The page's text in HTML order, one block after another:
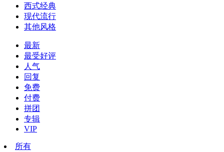
西式经典
现代流行
其他风格
最新
最受好评
人气
回复
免费
付费
拼团
专辑
VIP
所有